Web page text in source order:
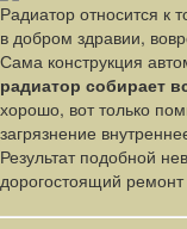
Радиатор относится к
в добром здравии,
Сама конструкция
радиатор собирает
хорошо, вот только
загрязнение
Результат подобной
дорогостоящий ремонт